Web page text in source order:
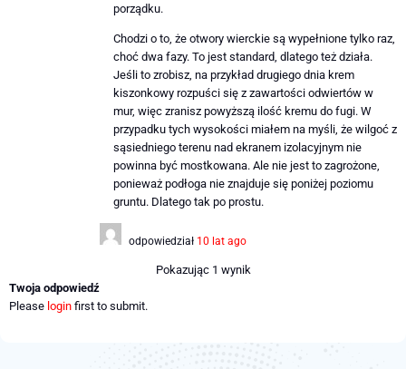
porządku.
Chodzi o to, że otwory wierckie są wypełnione tylko raz,
choć dwa fazy. To jest standard, dlatego też działa.
Jeśli to zrobisz, na przykład drugiego dnia krem ​​
kiszonkowy rozpuści się z zawartości odwiertów w
mur, więc zranisz powyższą ilość kremu do fugi. W
przypadku tych wysokości miałem na myśli, że wilgoć z
sąsiedniego terenu nad ekranem izolacyjnym nie
powinna być mostkowana. Ale nie jest to zagrożone,
ponieważ podłoga nie znajduje się poniżej poziomu
gruntu. Dlatego tak po prostu.
odpowiedział 10 lat ago
Pokazując 1 wynik
Twoja odpowiedź
Please login first to submit.